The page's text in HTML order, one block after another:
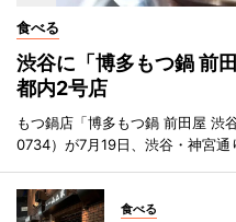
食べる
渋谷に「博多もつ鍋 前
都内2号店
もつ鍋店「博多もつ鍋 前田屋
0734）が7月19日、渋谷・神宮通
食べる